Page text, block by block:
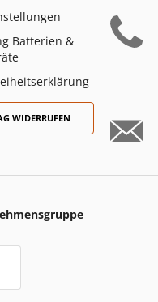
Batterien &
WIDERRUFEN